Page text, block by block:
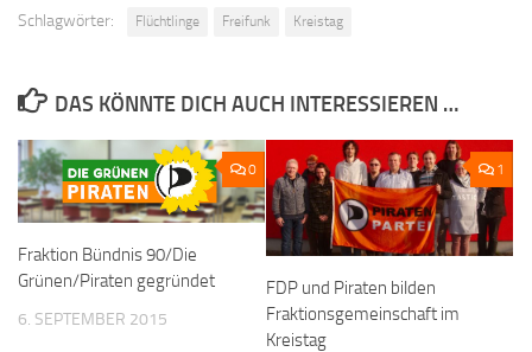
Schlagwörter: Flüchtlinge Freifunk Kreistag
DAS KÖNNTE DICH AUCH INTERESSIEREN …
0
Fraktion Bündnis 90/Die
Grünen/Piraten gegründet
6. SEPTEMBER 2015
1
FDP und Piraten bilden
Fraktionsgemeinschaft im
Kreistag